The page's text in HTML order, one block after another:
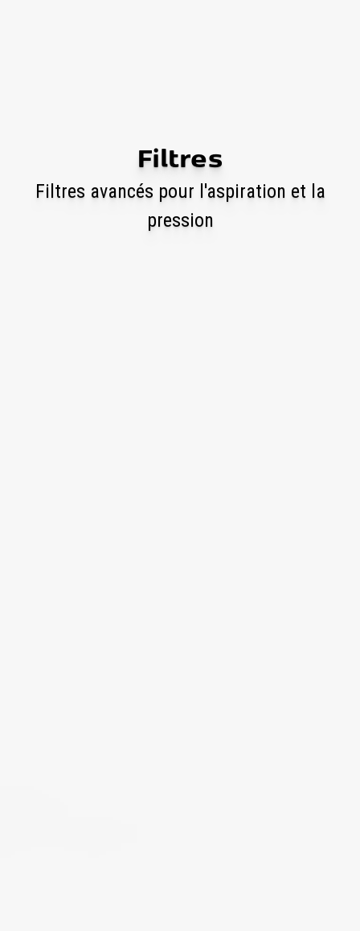
Filtres
Filtres avancés pour l'aspiration et la
pression